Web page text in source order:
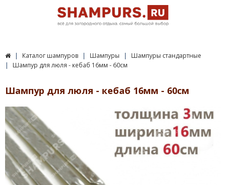
Каталог шампуров Шампуры
Шампуры стандартные
Шампур для люля - кебаб 16мм - 60см
Шампур для люля - кебаб 16мм - 60см